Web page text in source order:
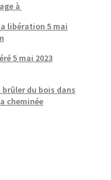
à
libération 5 mai
5 mai 2023
brûler du bois dans
cheminée